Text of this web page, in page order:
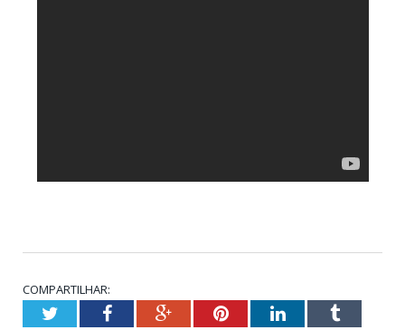
COMPARTILHAR:
TwitterFacebookGoogle+PinterestLinkedInTumblr